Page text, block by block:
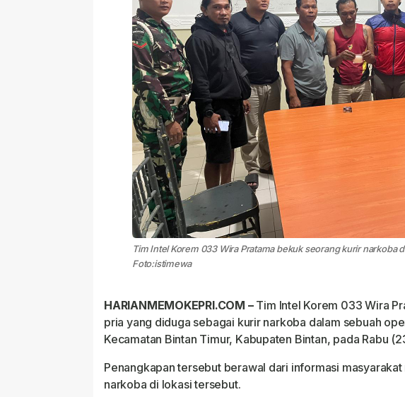
Tim Intel Korem 033 Wira Pratama bekuk seorang kurir narkoba
Foto:istimewa
HARIANMEMOKEPRI.COM –Tim Intel Korem 033 Wira
pria yang diduga sebagai kurir narkoba dalam sebuah
Kecamatan Bintan Timur, Kabupaten Bintan, pada Rabu
Penangkapan tersebut berawal dari informasi
narkoba di lokasi tersebut.